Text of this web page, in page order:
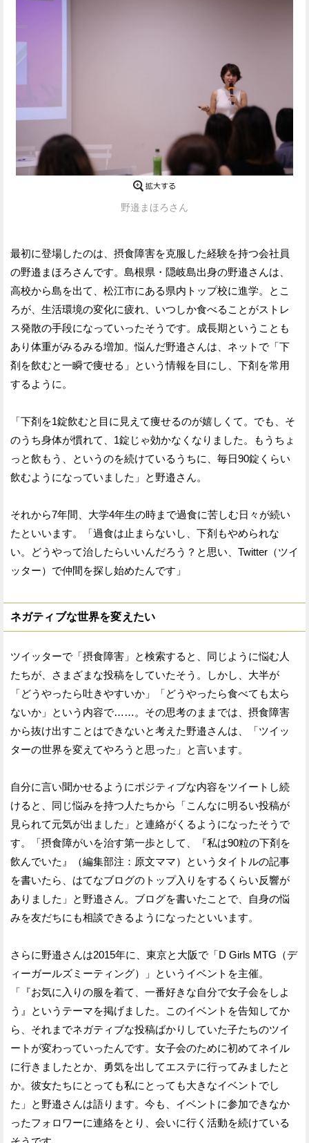
野邉まほろさん
最初に登場したのは、摂食障害を克服した経験を持つ会社員
の野邉まほろさんです。島根県・隠岐島出身の野邉さんは、
高校から島を出て、松江市にある県内トップ校に進学。とこ
ろが、生活環境の変化に疲れ、いつしか食べることがストレ
ス発散の手段になっていったそうです。成長期ということも
あり体重がみるみる増加。悩んだ野邉さんは、ネットで「下
剤を飲むと一瞬で痩せる」という情報を目にし、下剤を常用
するように。
「下剤を1錠飲むと目に見えて痩せるのが嬉しくて。でも、そ
のうち身体が慣れて、1錠じゃ効かなくなりました。もうちょ
っと飲もう、というのを続けているうちに、毎日90錠くらい
飲むようになっていました」と野邉さん。
それから7年間、大学4年生の時まで過食に苦しむ日々が続い
たといいます。「過食は止まらないし、下剤もやめられな
い。どうやって治したらいいんだろう？と思い、Twitter（ツイ
ッター）で仲間を探し始めたんです」
ネガティブな世界を変えたい
ツイッターで「摂食障害」と検索すると、同じように悩む人
たちが、さまざまな投稿をしていたそう。しかし、大半が
「どうやったら吐きやすいか」「どうやったら食べても太ら
ないか」という内容で……。その思考のままでは、摂食障害
から抜け出すことはできないと考えた野邉さんは、「ツイッ
ターの世界を変えてやろうと思った」と言います。
自分に言い聞かせるようにポジティブな内容をツイートし続
けると、同じ悩みを持つ人たちから「こんなに明るい投稿が
見られて元気が出ました」と連絡がくるようになったそうで
す。「摂食障がいを治す第一歩として、『私は90粒の下剤を
飲んでいた』（編集部注：原文ママ）というタイトルの記事
を書いたら、はてなブログのトップ入りをするくらい反響が
ありました」と野邉さん。ブログを書いたことで、自身の悩
みを友だちにも相談できるようになったといいます。
さらに野邉さんは2015年に、東京と大阪で「D Girls MTG（デ
ィーガールズミーティング）」というイベントを主催。
「『お気に入りの服を着て、一番好きな自分で女子会をしよ
う』というテーマを掲げました。このイベントを告知してか
ら、それまでネガティブな投稿ばかりしていた子たちのツイ
ートが変わっていったんです。女子会のために初めてネイル
に行きましたとか、勇気を出してエステに行ってみましたと
か。彼女たちにとっても私にとっても大きなイベントでし
た」と野邉さんは語ります。今も、イベントに参加できなか
ったフォロワーに連絡をとり、会いに行く活動を続けている